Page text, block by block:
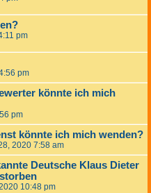
pm
pm
könnte ich mich
pm
könnte ich mich wenden?
2020 7:58 am
Deutsche Klaus Dieter
10:48 pm